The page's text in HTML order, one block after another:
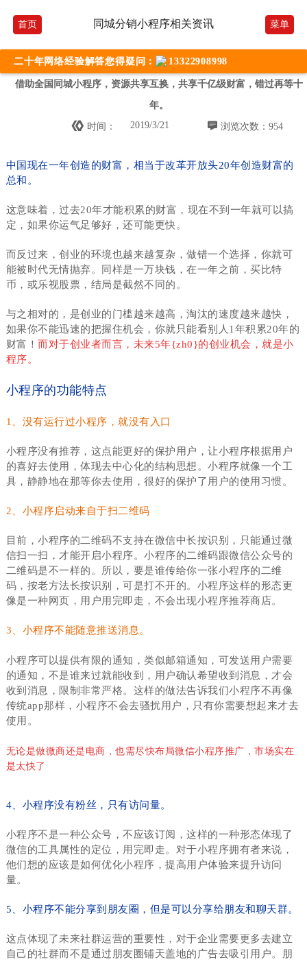
首页 同城分销小程序相关资讯 菜单
二十年网络经验解答您得疑问： 13322908998
借助全国同城小程序，资源共享互换，共享千亿级财富，错过再等十
年。
 浏览次数：954
 时间： 2019/3/21
中国现在一年创造的财富，相当于改革开放头20年创造财富的
总和。
这意味着，过去20年才能积累的财富，现在不到一年就可以搞
定，如果你运气足够好，还可能更快。
而反过来，创业的环境也越来越复杂，做错一个选择，你就可
能被时代无情抛弃。同样是一万块钱，在一年之前，买比特
币，或乐视股票，结局是截然不同的。
与之相对的，是创业的门槛越来越高，淘汰的速度越来越快，
如果你不能迅速的把握住机会，你就只能看别人1年积累20年的
财富！而对于创业者而言，未来5年{zh0}的创业机会，就是小
程序。
小程序的功能特点
1、没有运行过小程序，就没有入口
小程序没有推荐，这点能更好的保护用户，让小程序根据用户
的喜好去使用，体现去中心化的结构思想。小程序就像一个工
具，静静地在那等你去使用，很好的保护了用户的使用习惯。
2、小程序启动来自于扫二维码
目前，小程序的二维码不支持在微信中长按识别，只能通过微
信扫一扫，才能开启小程序。小程序的二维码跟微信公众号的
二维码是不一样的。所以，要是谁传给你一张小程序的二维
码，按老方法长按识别，可是打不开的。小程序这样的形态更
像是一种网页，用户用完即走，不会出现小程序推荐商店。
3、小程序不能随意推送消息。
小程序可以提供有限的通知，类似邮箱通知，可发送用户需要
的通知，不是谁来过就能收到，用户确认希望收到消息，才会
收到消息，限制非常严格。这样的做法告诉我们小程序不再像
传统app那样，小程序不会去骚扰用户，只有你需要想起来才去
使用。
无论是做微商还是电商，也需尽快布局微信小程序推广，市场实在
是太快了
4、小程序没有粉丝，只有访问量。
小程序不是一种公众号，不应该订阅，这样的一种形态体现了
微信的工具属性的定位，用完即走。对于小程序拥有者来说，
他们想的应该是如何优化小程序，提高用户体验来提升访问
量。
5、小程序不能分享到朋友圈，但是可以分享给朋友和聊天群。
这点体现了未来社群运营的重要性，对于企业需要更多去建立
自己的社群而不是通过朋友圈铺天盖地的广告去吸引用户。朋